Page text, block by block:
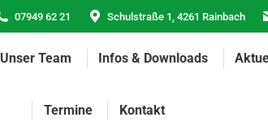
07949 62 21 Schulstraße 1, 4261 Rainbach
Unser Team Infos & Downloads
Termine Kontakt